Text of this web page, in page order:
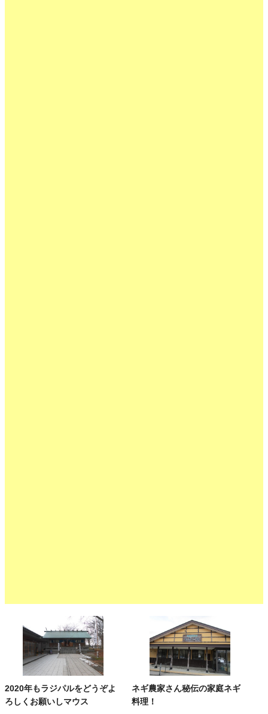
2020年もラジパルをどうぞよ
ろしくお願いしマウス
ネギ農家さん秘伝の家庭ネギ
料理！